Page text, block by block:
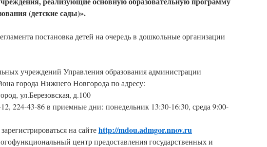
(детские сады)».
постановка детей на очередь в дошкольные организации
учреждений Управления образования администрации
города Нижнего Новгорода по адресу:
ул.Березовская, д.100
224-43-86 в приемные дни: понедельник 13:30-16:30, среда 9:00-
на сайтеhttp://mdou.admgor.nnov.ru
центр предоставления государственных и